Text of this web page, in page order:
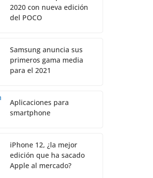
2020 con nueva edición
del POCO
Samsung anuncia sus
primeros gama media
para el 2021
Aplicaciones para
smartphone
iPhone 12, ¿la mejor
edición que ha sacado
Apple al mercado?